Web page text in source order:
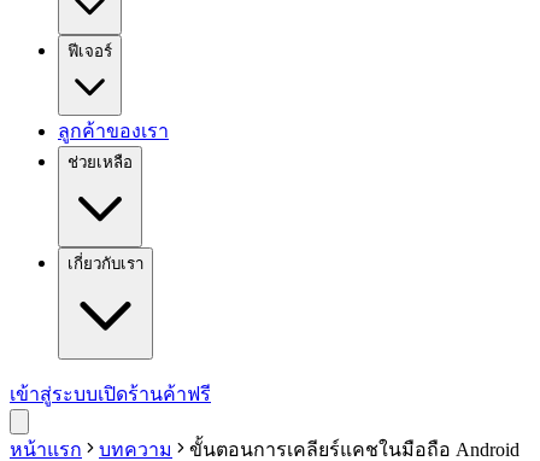
ฟีเจอร์
ลูกค้าของเรา
ช่วยเหลือ
เกี่ยวกับเรา
เข้าสู่ระบบเปิดร้านค้าฟรี
หน้าแรก บทความ
ขั้นตอนการเคลียร์แคชในมือถือ Android